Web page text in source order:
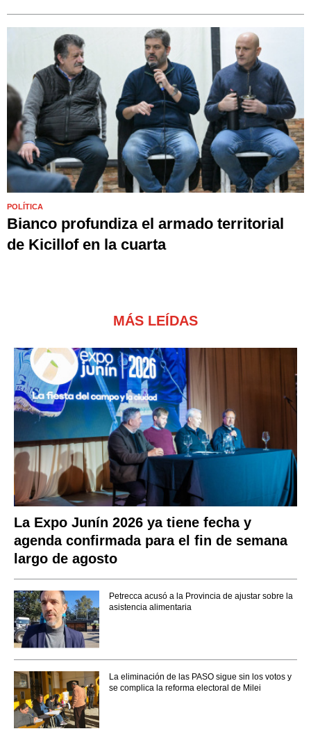
POLÍTICA
Bianco profundiza el armado territorial
de Kicillof en la cuarta
MÁS LEÍDAS
La Expo Junín 2026 ya tiene fecha y
agenda confirmada para el fin de semana
largo de agosto
Petrecca acusó a la Provincia de ajustar sobre la
asistencia alimentaria
La eliminación de las PASO sigue sin los votos y
se complica la reforma electoral de Milei